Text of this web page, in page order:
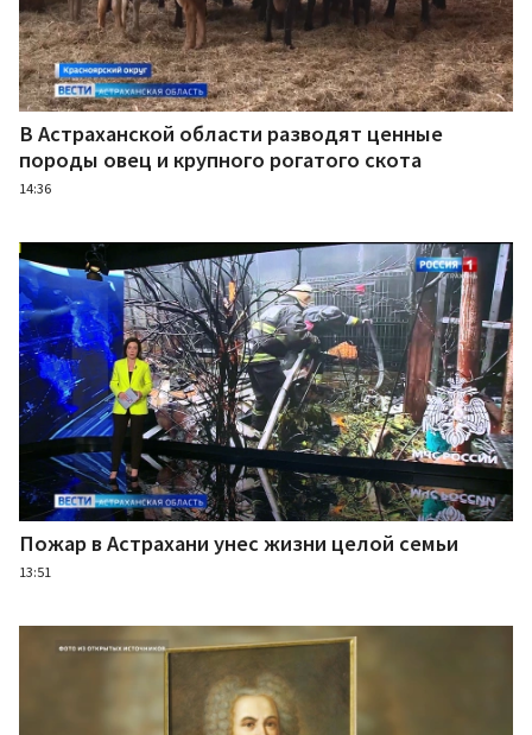
В Астраханской области разводят ценные
породы овец и крупного рогатого скота
14:36
Пожар в Астрахани унес жизни целой семьи
13:51